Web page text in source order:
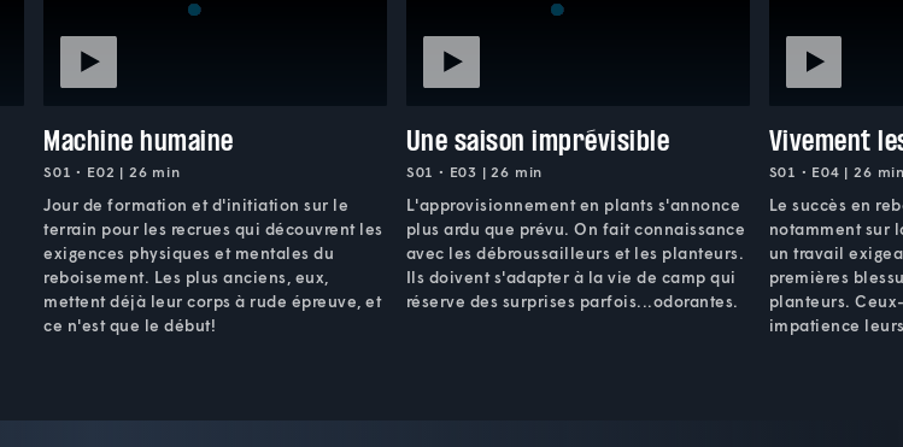
Machine humaine
S01 • E02 | 26 min
Jour de formation et d'initiation sur le
terrain pour les recrues qui découvrent les
exigences physiques et mentales du
reboisement. Les plus anciens, eux,
mettent déjà leur corps à rude épreuve, et
ce n'est que le début!
Une saison imprévisible
S01 • E03 | 26 min
L'approvisionnement en plants s'annonce
plus ardu que prévu. On fait connaissance
avec les débroussailleurs et les planteurs.
Ils doivent s'adapter à la vie de camp qui
réserve des surprises parfois...odorantes.
Vivement
S01 • E04 | 26
Le succès en
notamment sur
un travail
premières
planteurs.
impatience